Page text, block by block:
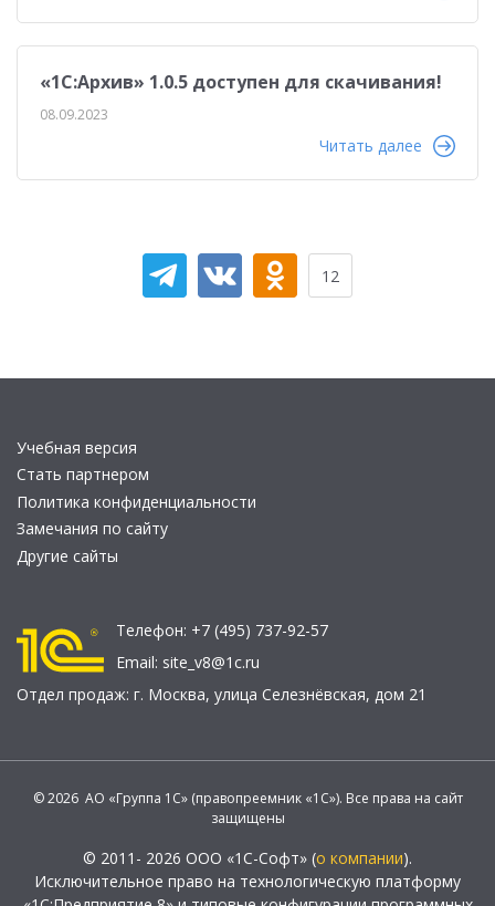
«1С:Архив» 1.0.5 доступен для скачивания!
08.09.2023
Читать далее
12
Учебная версия
Стать партнером
Политика конфиденциальности
Замечания по сайту
Другие сайты
Телефон: +7 (495) 737-92-57
Email: site_v8@1c.ru
Отдел продаж: г. Москва, улица Селезнёвская, дом 21
© 2026 АО «Группа 1С» (правопреемник «1С»). Все права на сайт
защищены
© 2011- 2026 ООО «1С-Софт» (о компании).
Исключительное право на технологическую платформу